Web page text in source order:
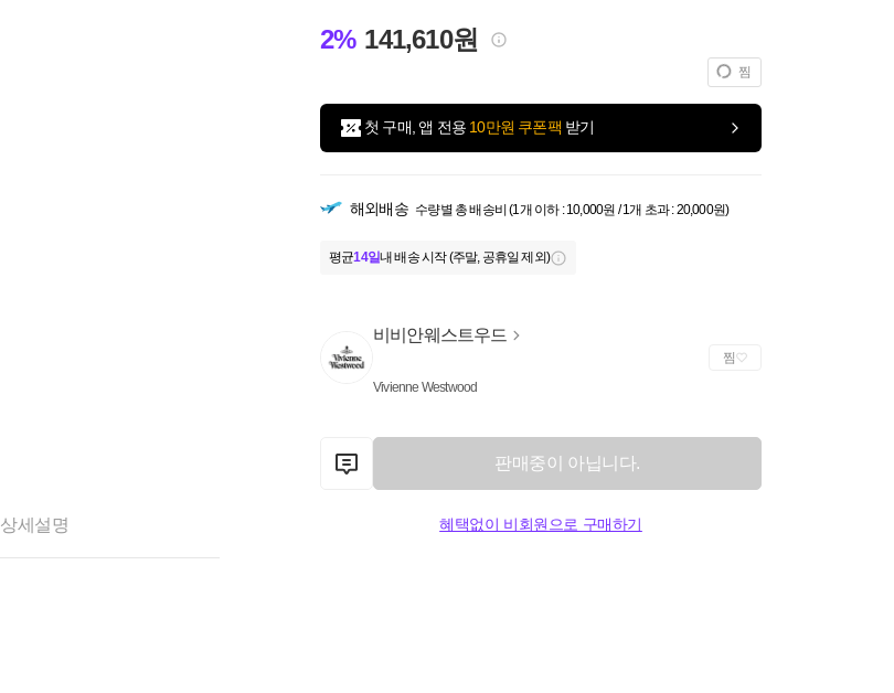
2% 141,610원
찜
첫 구매, 앱 전용 10만원 쿠폰팩 받기
해외배송 수량별 총 배송비 (1개 이하 : 10,000원 / 1개 초과 : 20,000원)
평균14일내 배송 시작 (주말, 공휴일 제외)
비비안웨스트우드
Vivienne Westwood
찜
판매중이 아닙니다.
혜택없이 비회원으로 구매하기
상세설명